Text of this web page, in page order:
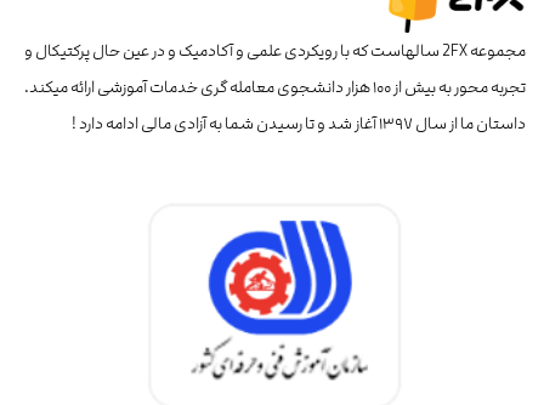
مجموعه 2FX سالهاست که با رویکردی علمی و آکادمیک و در عین حال پرکتیکال و
تجربه محور به بیش از ۱۰۰ هزار دانشجوی معامله گری خدمات آموزشی ارائه میکند.
داستان ما از سال ۱۳۹۷ آغاز شد و تا رسیدن شما به آزادی مالی ادامه دارد !